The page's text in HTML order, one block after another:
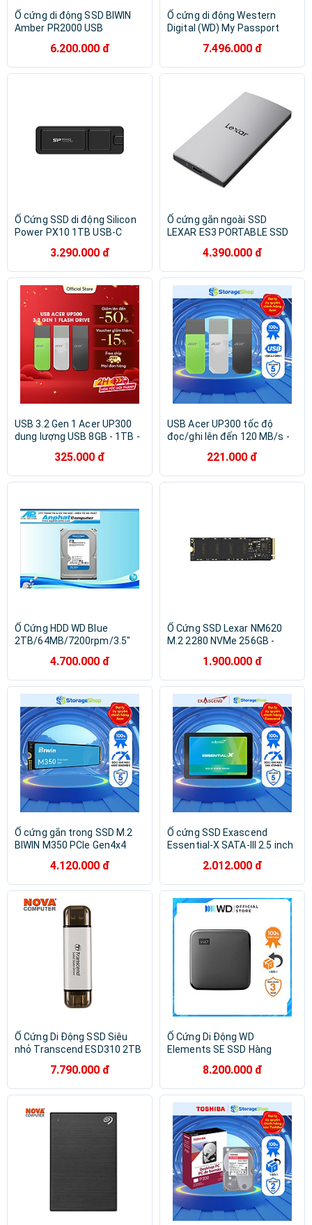
Ổ cứng di động SSD BIWIN
Amber PR2000 USB
Windows/macOS/iOS/iPadOS
Hàng chính hãng
6.200.000 đ
Ổ cứng di động Western
Digital (WD) My Passport
hãng Hàng chính hãng
7.496.000 đ
Ổ Cứng SSD di động Silicon
Power PX10 1TB USB-C
Hàng Chính Hãng
3.290.000 đ
Ổ cứng gắn ngoài SSD
LEXAR ES3 PORTABLE SSD
- Hàng Chính Hãng
4.390.000 đ
USB 3.2 Gen 1 Acer UP300
dung lượng USB 8GB - 1TB -
325.000 đ
USB Acer UP300 tốc độ
đọc/ghi lên đến 120 MB/s -
năm - Thiết bị lưu trữ dung
lượng 8GB - 1TB
221.000 đ
Ổ Cứng HDD WD Blue
2TB/64MB/7200rpm/3.5"
4.700.000 đ
Ổ Cứng SSD Lexar NM620
M.2 2280 NVMe 256GB -
1.900.000 đ
Ổ cứng gắn trong SSD M.2
BIWIN M350 PCIe Gen4x4
năm Hàng chính hãng 1 đổi 1
4.120.000 đ
Ổ cứng SSD Exascend
Essential-X SATA-III 2.5 inch
2.012.000 đ
Ổ Cứng Di Động SSD Siêu
nhỏ Transcend ESD310 2TB
TS2TESD310 - Hàng Chính
Hãng
7.790.000 đ
Ổ Cứng Di Động WD
Elements SE SSD Hàng
8.200.000 đ